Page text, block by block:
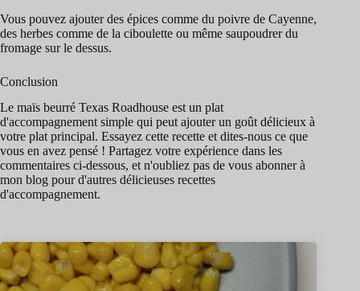
Vous pouvez ajouter des épices comme du poivre de Cayenne,
des herbes comme de la ciboulette ou même saupoudrer du
fromage sur le dessus.
Conclusion
Le maïs beurré Texas Roadhouse est un plat
d'accompagnement simple qui peut ajouter un goût délicieux à
votre plat principal. Essayez cette recette et dites-nous ce que
vous en avez pensé ! Partagez votre expérience dans les
commentaires ci-dessous, et n'oubliez pas de vous abonner à
mon blog pour d'autres délicieuses recettes
d'accompagnement.